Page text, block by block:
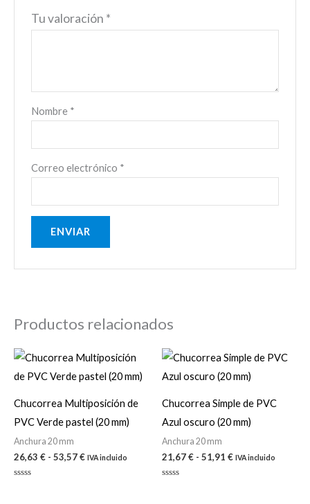
Tu valoración *
Nombre *
Correo electrónico *
Productos relacionados
Chucorrea Multiposición de
PVC Verde pastel (20 mm)
Anchura 20 mm
26,63 € - 53,57€
Rango
de
precios:
26,63 €
hasta
53,57 €
IVA incluido
Chucorrea Simple de PVC
Azul oscuro (20 mm)
Anchura 20 mm
21,67€ - 51,91 €
Rango
de
precios:
21,67 €
51,91 €
IVA incluido